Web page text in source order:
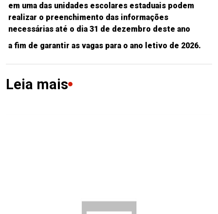
em uma das unidades escolares estaduais podem
realizar o preenchimento das informações
necessárias até o dia 31 de dezembro deste ano
a fim de garantir as vagas para o ano letivo de 2026.
Leia mais